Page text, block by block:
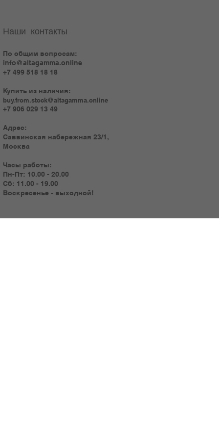
Наши контакты
По общим вопросам:
info@altagamma.online
+7 499 518 18 18
Купить из наличия:
buy.from.stock@altagamma.online
+7 906 029 13 49
Адрес:
Саввинская набережная 23/1,
Москва
Часы работы:
Пн-Пт: 10.00 - 20.00
Сб: 11.00 - 19.00
Воскресенье - выходной!